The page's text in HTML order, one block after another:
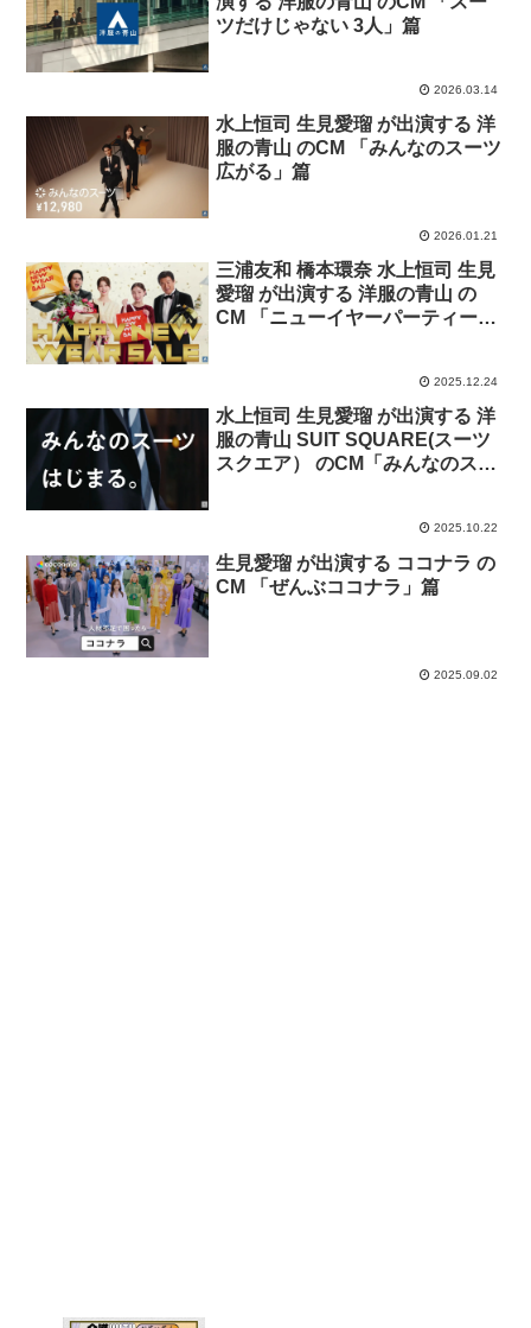
ツだけじゃない 3人」篇
2026.03.14
水上恒司 生見愛瑠 が出演する 洋
服の青山 のCM 「みんなのスーツ
広がる」篇
2026.01.21
三浦友和 橋本環奈 水上恒司 生見
愛瑠 が出演する 洋服の青山 の
CM 「ニューイヤーパーティー」
2025.12.24
水上恒司 生見愛瑠 が出演する 洋
服の青山 SUIT SQUARE(スーツ
スクエア） のCM「みんなのスー
2025.10.22
生見愛瑠 が出演する ココナラ の
CM 「ぜんぶココナラ」篇
2025.09.02